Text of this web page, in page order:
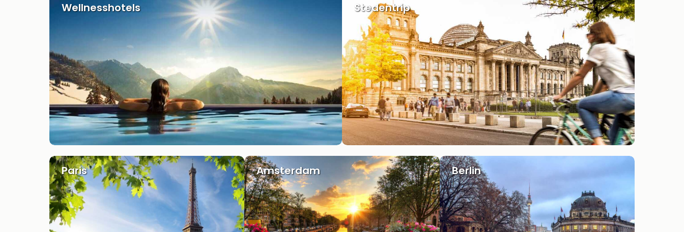
Wellnesshotels Stedentrip
Paris Amsterdam Berlin